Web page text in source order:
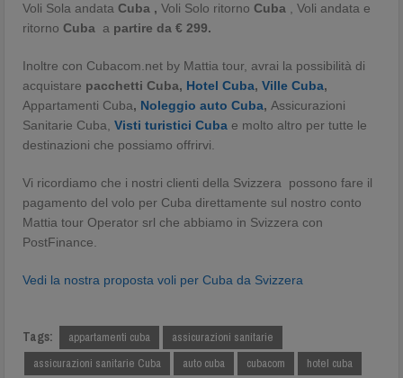
Voli Sola andata Cuba ,Voli Solo ritorno Cuba
, Voli andata e
ritornoCuba a partire da € 299.
Inoltre con Cubacom.net by Mattia tour, avrai la possibilità di
acquistare pacchetti Cuba, Hotel Cuba,Ville Cuba,
Appartamenti Cuba, Noleggio auto Cuba,Assicurazioni
Sanitarie Cuba,Visti turistici Cuba e molto altro per tutte le
destinazioni che possiamo offrirvi.
Vi ricordiamo che i nostri clienti della Svizzera possono fare il
pagamento del volo per Cuba direttamente sul nostro conto
Mattia tour Operator srl che abbiamo in Svizzera con
PostFinance.
Vedi la nostra proposta voli per Cuba da Svizzera
Tags: appartamenti cuba
assicurazioni sanitarie
assicurazioni sanitarie Cuba
auto cuba cubacom
hotel cuba